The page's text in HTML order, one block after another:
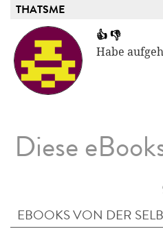
THATSME
👍 👎
Habe
Diese
EBOOKS VON DER